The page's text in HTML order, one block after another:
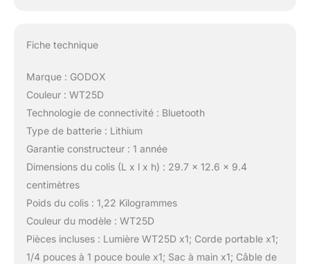
Fiche technique
Marque : GODOX
Couleur : WT25D
Technologie de connectivité : Bluetooth
Type de batterie : Lithium
Garantie constructeur : 1 année
Dimensions du colis (L x l x h) : 29.7 x 12.6 x 9.4
centimètres
Poids du colis : 1,22 Kilogrammes
Couleur du modèle : WT25D
Pièces incluses : Lumière WT25D x1; Corde portable x1;
1/4 pouces à 1 pouce boule x1; Sac à main x1; Câble de